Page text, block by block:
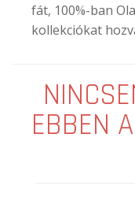
fát, 100%-ban
kollekciókat
EBBEN